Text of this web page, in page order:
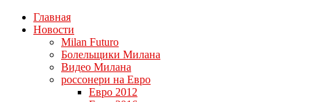
Главная
Новости
Milan Futuro
Болельщики Милана
Видео Милана
россонери на Евро
Евро 2012